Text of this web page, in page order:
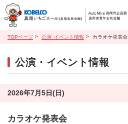
TOPページ 公演･イベント情報 カラオケ発表会
公演・イベント情報
2026年7月5日(日)
カラオケ発表会